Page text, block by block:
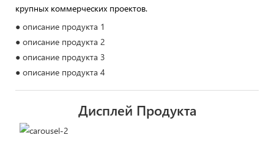
крупных коммерческих проектов.
● описание продукта 1
● описание продукта 2
● описание продукта 3
● описание продукта 4
Дисплей Продукта